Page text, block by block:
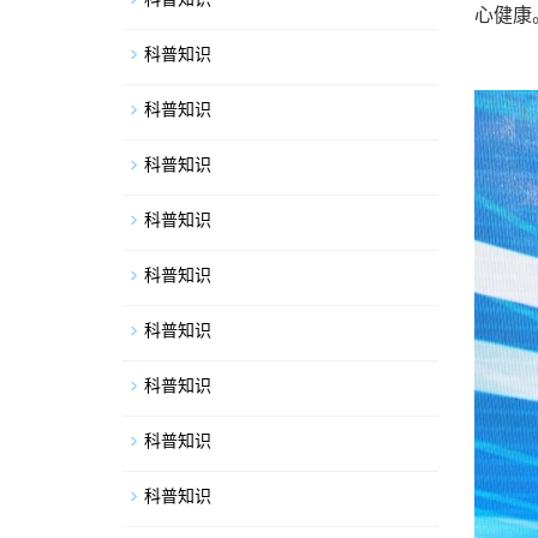
心健康
科普知识
科普知识
科普知识
科普知识
科普知识
科普知识
科普知识
科普知识
科普知识